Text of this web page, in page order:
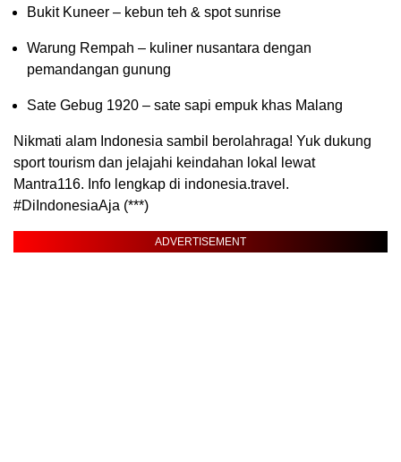
Bukit Kuneer – kebun teh & spot sunrise
Warung Rempah – kuliner nusantara dengan
pemandangan gunung
Sate Gebug 1920 – sate sapi empuk khas Malang
Nikmati alam Indonesia sambil berolahraga! Yuk dukung
sport tourism dan jelajahi keindahan lokal lewat
Mantra116. Info lengkap di indonesia.travel.
#DiIndonesiaAja (***)
ADVERTISEMENT